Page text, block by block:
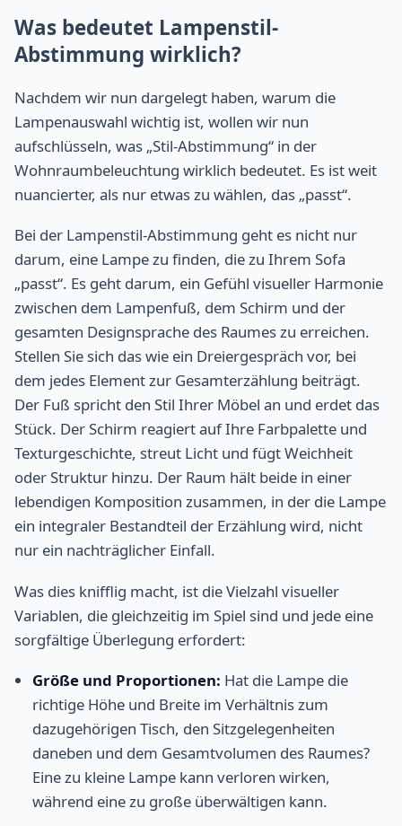
Was bedeutet Lampenstil-
Abstimmung wirklich?
Nachdem wir nun dargelegt haben, warum die
Lampenauswahl wichtig ist, wollen wir nun
aufschlüsseln, was „Stil-Abstimmung“ in der
Wohnraumbeleuchtung wirklich bedeutet. Es ist weit
nuancierter, als nur etwas zu wählen, das „passt“.
Bei der Lampenstil-Abstimmung geht es nicht nur
darum, eine Lampe zu finden, die zu Ihrem Sofa
„passt“. Es geht darum, ein Gefühl visueller Harmonie
zwischen dem Lampenfuß, dem Schirm und der
gesamten Designsprache des Raumes zu erreichen.
Stellen Sie sich das wie ein Dreiergespräch vor, bei
dem jedes Element zur Gesamterzählung beiträgt.
Der Fuß spricht den Stil Ihrer Möbel an und erdet das
Stück. Der Schirm reagiert auf Ihre Farbpalette und
Texturgeschichte, streut Licht und fügt Weichheit
oder Struktur hinzu. Der Raum hält beide in einer
lebendigen Komposition zusammen, in der die Lampe
ein integraler Bestandteil der Erzählung wird, nicht
nur ein nachträglicher Einfall.
Was dies knifflig macht, ist die Vielzahl visueller
Variablen, die gleichzeitig im Spiel sind und jede eine
sorgfältige Überlegung erfordert:
Größe und Proportionen: Hat die Lampe die
richtige Höhe und Breite im Verhältnis zum
dazugehörigen Tisch, den Sitzgelegenheiten
daneben und dem Gesamtvolumen des Raumes?
Eine zu kleine Lampe kann verloren wirken,
während eine zu große überwältigen kann.